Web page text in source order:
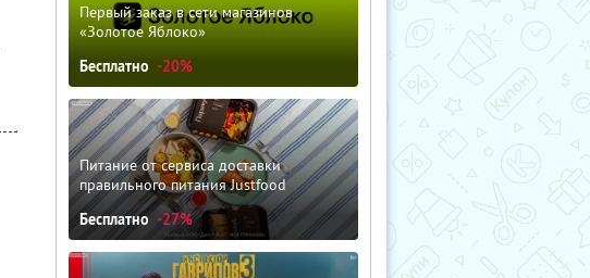
Первый заказ в сети магазинов
«Золотое Яблоко»
Бесплатно -20%
Питание от сервиса доставки
правильного питания Justfood
Бесплатно -27%